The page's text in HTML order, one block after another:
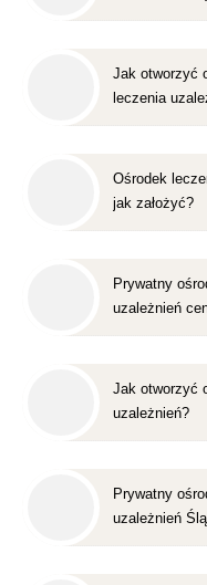
Jak otworzyć
leczenia
Ośrodek
jak założyć?
Prywatny
uzależnień
Jak otworzyć
uzależnień?
Prywatny
uzależnień